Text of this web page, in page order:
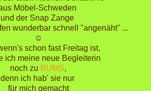
Möbel-Schweden
und der Snap Zange
wunderbar schnell "angenäht" ...
☺
schon fast Freitag ist,
ich meine neue Begleiterin
noch zu RUMS,
denn ich hab' sie nur
für mich gemacht